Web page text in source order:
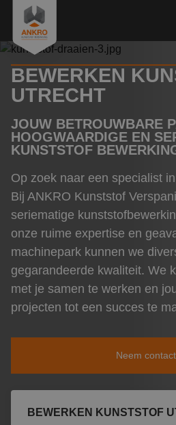
Kunststofbewerking
Kunststoffen
Machinepark
Duurzaamheid
Kwaliteit
Offerte aanvragen
Over ons
Vacatures
Referenties
BEWERKEN
UTRECHT
JOUW BETROUWBARE
HOOGWAARDIGE EN
KUNSTSTOF
Op zoek naar een specialist
Bij ANKRO Kunststof
seriematige
onze ruime expertise en
machinepark kunnen we
gegarandeerde kwaliteit. We
met je samen te werken en
projecten tot een succes te
Neem
BEWERKEN KUNSTSTOF